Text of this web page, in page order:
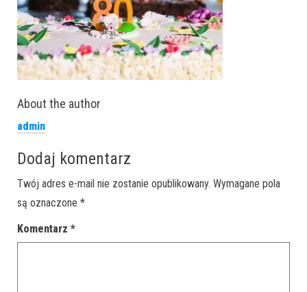
About the author
admin
Dodaj komentarz
Twój adres e-mail nie zostanie opublikowany. Wymagane pola
są oznaczone *
Komentarz *